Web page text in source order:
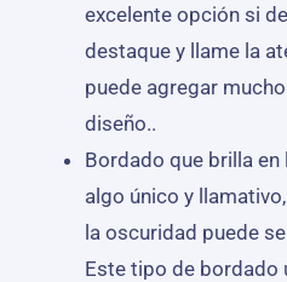
excelente opción si
destaque y llame la
puede agregar
diseño..
Bordado que brilla
algo único y
la oscuridad puede
Este tipo de bordado